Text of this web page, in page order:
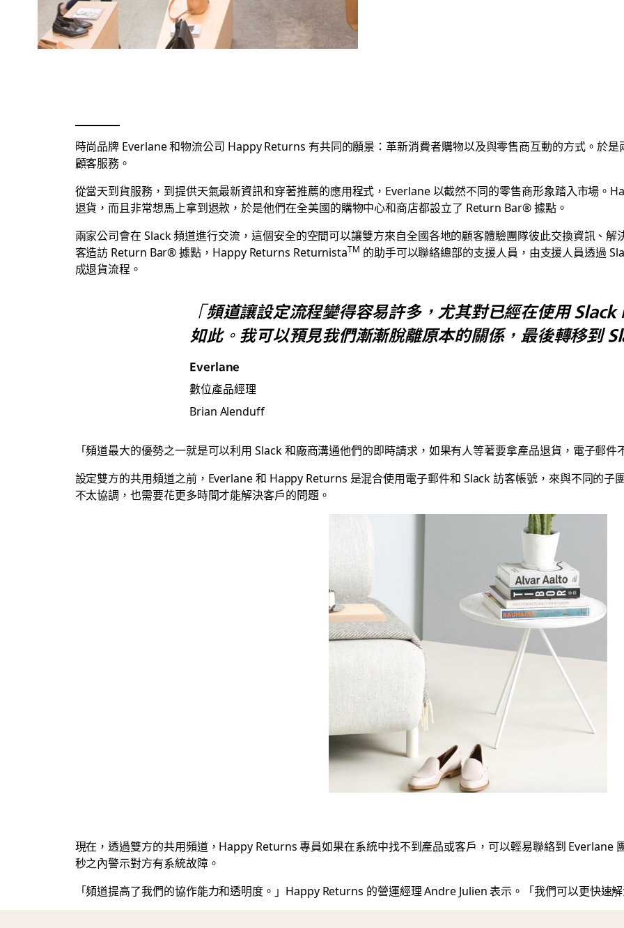
時尚品牌 Everlane 和物流公司 Happy Returns 有共同的願景：革新消費者購物以及與零售商互動的方式。於
顧客服務。
從當天到貨服務，到提供天氣最新資訊和穿著推薦的應用程式，Everlane 以截然不同的零售商形象踏入市場。
退貨，而且非常想馬上拿到退款，於是他們在全美國的購物中心和商店都設立了 Return Bar® 據點。
兩家公司會在 Slack 頻道進行交流，這個安全的空間可以讓雙方來自全國各地的顧客體驗團隊彼此交換資訊、
客造訪 Return Bar® 據點，Happy Returns ReturnistaTM 的助手可以聯絡總部的支援人員，由支援人員透過
成退貨流程。
「頻道讓設定流程變得容易許多，尤其對已經在使用
如此。我可以預見我們漸漸脫離原本的關係，最後轉移到
Everlane
數位產品經理
Brian Alenduff
「頻道最大的優勢之一就是可以利用 Slack 和廠商溝通他們的即時請求，如果有人等著要拿產品退貨，電子郵
設定雙方的共用頻道之前，Everlane 和 Happy Returns 是混合使用電子郵件和 Slack 訪客帳號，來與不同的子
不太協調，也需要花更多時間才能解決客戶的問題。
現在，透過雙方的共用頻道，Happy Returns 專員如果在系統中找不到產品或客戶，可以輕易聯絡到 Everlane
秒之內警示對方有系統故障。
「頻道提高了我們的協作能力和透明度。」Happy Returns 的營運經理 Andre Julien 表示。「我們可以更快速